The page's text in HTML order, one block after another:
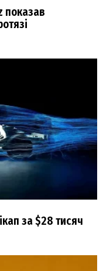
показав
за $28 тисяч